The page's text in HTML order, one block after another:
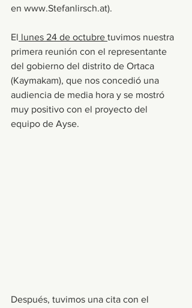
en www.Stefanlirsch.at).
El lunes 24 de octubre tuvimos nuestra
primera reunión con el representante
del gobierno del distrito de Ortaca
(Kaymakam), que nos concedió una
audiencia de media hora y se mostró
muy positivo con el proyecto del
equipo de Ayse.
Después, tuvimos una cita con el